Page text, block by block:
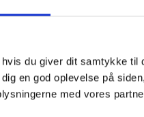
du giver dit samtykke til
en god oplevelse på
med vores
at komme i mål med
når standarder